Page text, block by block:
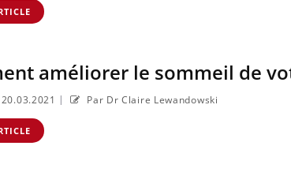
améliorer le sommeil de
| Par Dr Claire Lewandowski